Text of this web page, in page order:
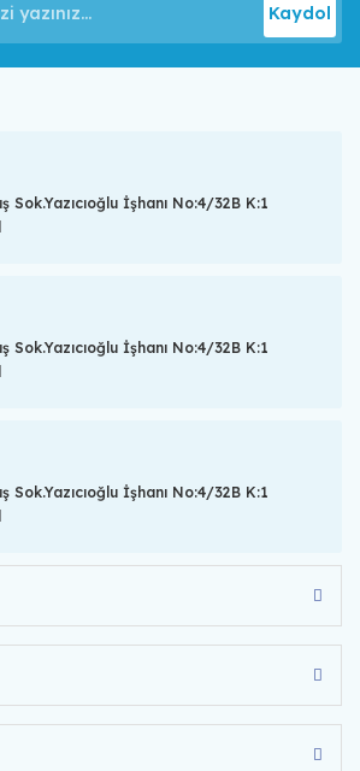
Kaydol
Sok.Yazıcıoğlu İşhanı No:4/32B K:1
Sok.Yazıcıoğlu İşhanı No:4/32B K:1
Sok.Yazıcıoğlu İşhanı No:4/32B K:1